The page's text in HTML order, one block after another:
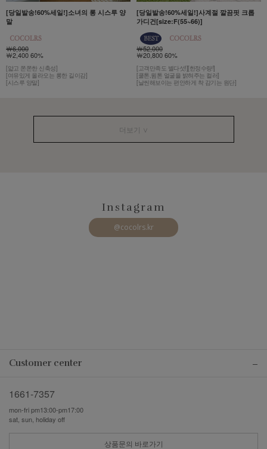
[당일발송!60%세일!]소녀의 롱 시스루 양
말
￦6,000
￦2,400 60%
[얇고 쫀쫀한 신축성]
[여유있게 올라오는 롱한 길이감]
[시스루 양말]
[당일발송!60%세일!]사계절 깔끔핏 크롭
가디건[size:F(55~66)]
￦52,000
￦20,800 60%
[고객만족도 별다섯!][한정수량!]
[쿨톤,윔톤 얼굴을 밝혀주는 컬러]
[날씬해보이는 편안하게 착 감기는 원단]
더보기 ∨
Instagram
@cocolrs.kr
Customer center
1661-7357
mon-fri pm13:00-pm17:00
sat, sun, holiday off
상품문의 바로가기